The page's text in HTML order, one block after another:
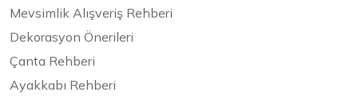
Mevsimlik Alışveriş Rehberi
Dekorasyon Önerileri
Çanta Rehberi
Ayakkabı Rehberi